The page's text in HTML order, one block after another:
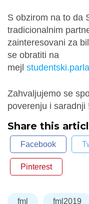
S obzirom na to da
tradicionalnim
zainteresovani za
se obratiti na
mejl
Zahvaljujemo se
poverenju i saradnji
Share this
Facebook
Pinterest
fml fml2019